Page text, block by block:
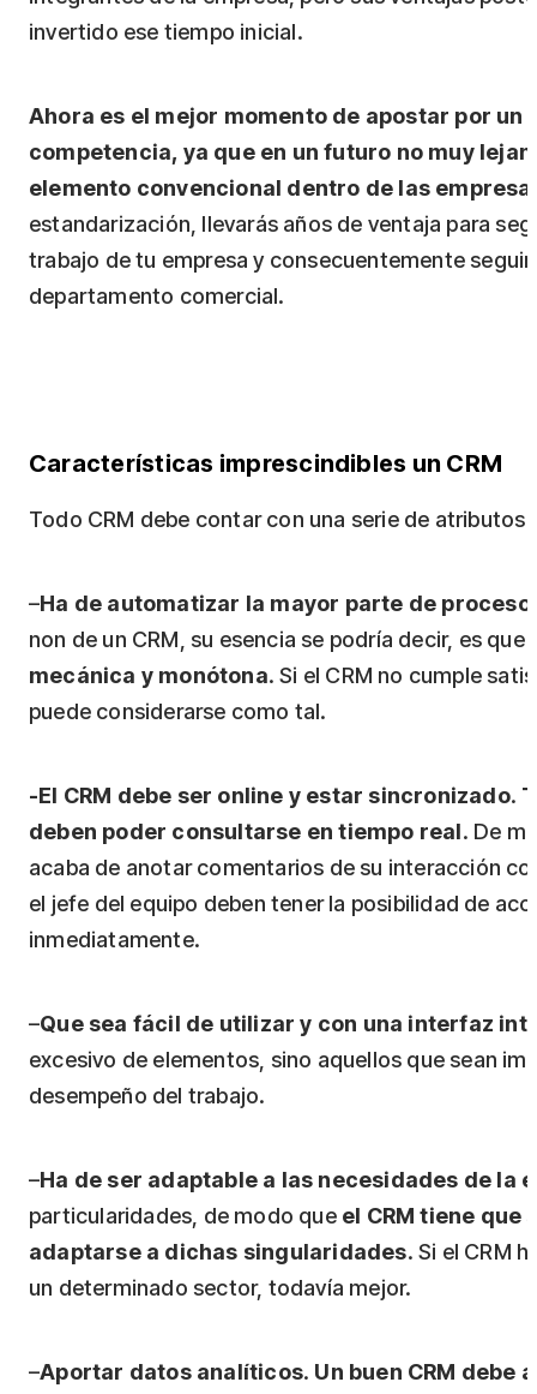
invertido ese tiempo inicial.
Ahora es el mejor momento de apostar por un
competencia, ya que en un futuro no muy
elemento convencional dentro de las
estandarización, llevarás años de ventaja para
trabajo de tu empresa y consecuentemente
departamento comercial.
Características imprescindibles un CRM
Todo CRM debe contar con una serie de
–Ha de automatizar la mayor parte de
non de un CRM, su esencia se podría decir, es que
mecánica y monótona. Si el CRM no cumple
puede considerarse como tal.
-El CRM debe ser online y estar sincronizado.
deben poder consultarse en tiempo real. De
acaba de anotar comentarios de su interacción
el jefe del equipo deben tener la posibilidad de
inmediatamente.
–Que sea fácil de utilizar y con una interfaz
excesivo de elementos, sino aquellos que sean
desempeño del trabajo.
–Ha de ser adaptable a las necesidades de la
particularidades, de modo que el CRM tiene que
adaptarse a dichas singularidades. Si el CRM
un determinado sector, todavía mejor.
–Aportar datos analíticos. Un buen CRM